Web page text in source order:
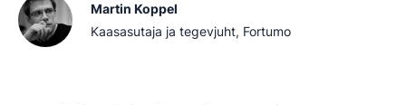
Martin Koppel
Kaasasutaja ja tegevjuht, Fortumo